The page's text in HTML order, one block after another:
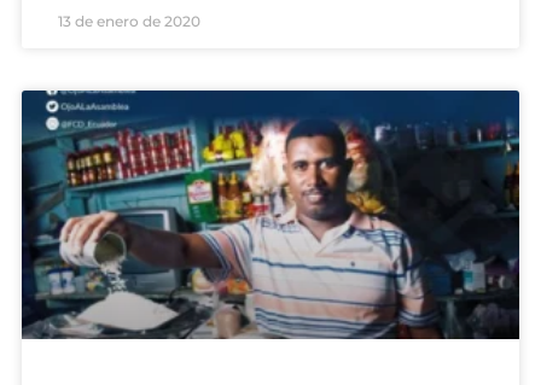
13 de enero de 2020